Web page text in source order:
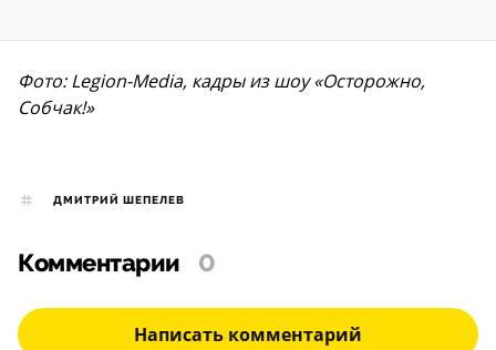
Фото: Legion-Media, кадры из шоу «Осторожно,
Собчак!»
ДМИТРИЙ ШЕПЕЛЕВ
Комментарии 0
Написать комментарий